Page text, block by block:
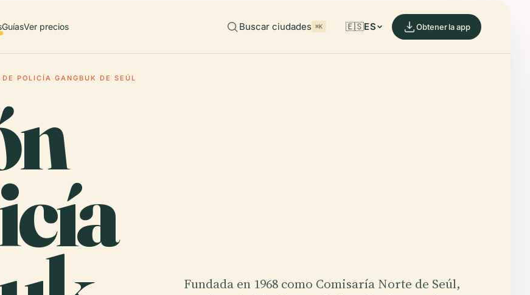
GuíasVer precios Buscar ciudades ⌘K 🇪🇸ES Obtener la app
DE POLICÍA GANGBUK DE SEÚL
Fundada en 1968 como Comisaría Norte de Seúl,